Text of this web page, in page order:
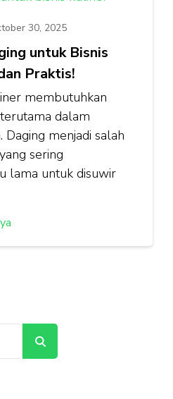
30, 2025
untuk Bisnis
Praktis!
membutuhkan
dalam
Daging menjadi salah
sering
lama untuk disuwir